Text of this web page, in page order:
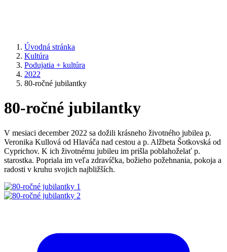
Úvodná stránka
Kultúra
Podujatia + kultúra
2022
80-ročné jubilantky
80-ročné jubilantky
V mesiaci december 2022 sa dožili krásneho životného jubilea p.
Veronika Kullová od Hlaváča nad cestou a p. Alžbeta Šotkovská od
Cyprichov. K ich životnému jubileu im prišla poblahoželať p.
starostka. Popriala im veľa zdravíčka, božieho požehnania, pokoja a
radosti v kruhu svojich najbližších.